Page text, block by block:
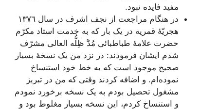
مفید فایده نبود.
در هنگام مراجعت از نجف اشرف در سال ١٣٧٦
هجریّۀ قمریه در یک بار که به خدمت استاد مکرّم
حضرت علامۀ طباطبائى مُدَّ ظِلُّه العالى مشرّف
شدم ایشان فرمودند: در نزد من یک نسخۀ بسیار
صحیح موجود است که به خط خود استنساخ
نموده‌ام. و اضافه کردند وقتى که من در تبریز
مشغول تحصیل بودم به یک نسخه برخورد نمودم
و استنساخ کردم، این نسخه بسیار مغلوط بود و